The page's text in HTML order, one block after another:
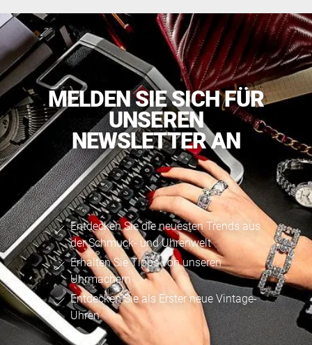
MELDEN SIE SICH FÜR
UNSEREN
NEWSLETTER AN
Entdecken Sie die neuesten Trends aus
der Schmuck- und Uhrenwelt
Erhalten Sie Tipps von unseren
Uhrmachern
Entdecken Sie als Erster neue Vintage-
Uhren